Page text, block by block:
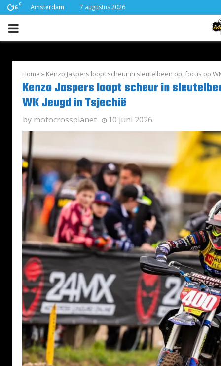
16 C Amsterdam 7 augustus 2026
PRIMARY
Home » Kenzo Jaspers loopt scheur in sleutelbeen op, focus op
Kenzo Jaspers loopt scheur in
WK Jeugd in Tsjechië
by motocrossplanet 10 juni 2026